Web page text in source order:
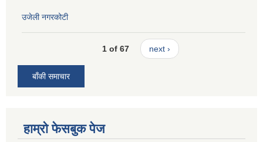
उजेली नगरकोटी
1 of 67 next ›
बाँकी समाचार
हाम्रो फेसबुक पेज